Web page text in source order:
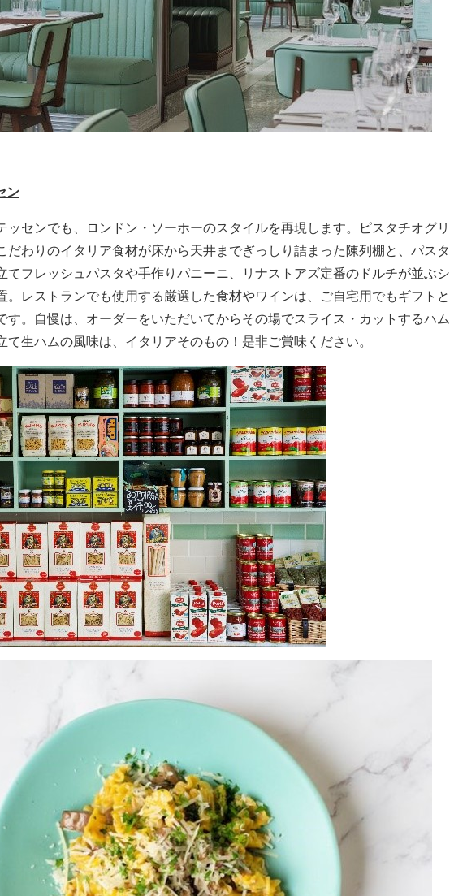
ン
ッセンでも、ロンドン・ソーホーのスタイルを再現します。ピスタチオグリ
だわりのイタリア食材が床から天井までぎっしり詰まった陳列棚と、パスタ
てフレッシュパスタや手作りパニーニ、リナストアズ定番のドルチが並ぶシ
。レストランでも使用する厳選した食材やワインは、ご自宅用でもギフトと
す。自慢は、オーダーをいただいてからその場でスライス・カットするハム
て生ハムの風味は、イタリアそのもの！是非ご賞味ください。